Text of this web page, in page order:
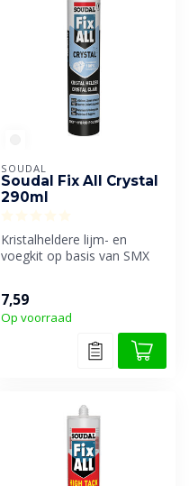
SOUDAL
Soudal Fix All Crystal
290ml
Kristalheldere lijm- en
voegkit op basis van SMX
7,59
Op voorraad